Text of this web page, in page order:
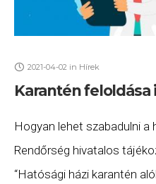
2021-04-02 in Hírek
Karantén
Hogyan lehet szabadulni a
Rendőrség hivatalos
“Hatósági házi karantén